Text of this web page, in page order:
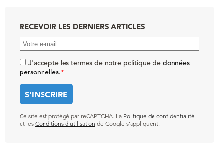
RECEVOIR LES DERNIERS ARTICLES
J'accepte les termes de notre politique de données
personnelles.*
Ce site est protégé par reCAPTCHA. La Politique de confidentialité
et les Conditions d’utilisation de Google s’appliquent.